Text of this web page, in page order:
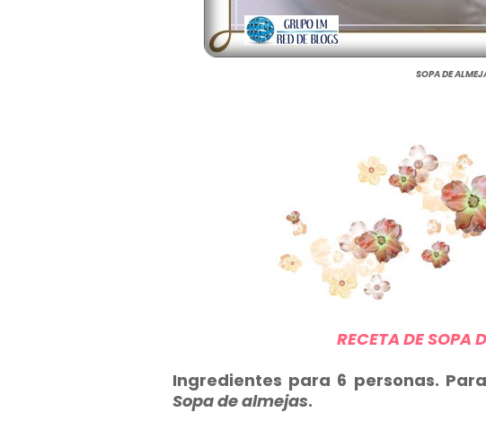
SOPA DE
RECETA DE SOPA
Ingredientes para 6 personas.
Sopa de almejas.